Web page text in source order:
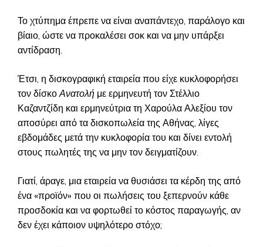
Το χτύπημα έπρεπε να είναι αναπάντεχο, παράλογο και
βίαιο, ώστε να προκαλέσει σοκ και να μην υπάρξει
αντίδραση.
Έτσι, η δισκογραφική εταιρεία που είχε κυκλοφορήσει
τον δίσκοΑνατολή με ερμηνευτή τον Στέλλιο
Καζαντζίδη και ερμηνεύτρια τη Χαρούλα Αλεξίου τον
αποσύρει από τα δισκοπωλεία της Αθήνας, λίγες
εβδομάδες μετά την κυκλοφορία του και δίνει εντολή
στους πωλητές της να μην τον δειγματίζουν.
Γιατί, άραγε, μια εταιρεία να θυσιάσει τα κέρδη της από
ένα «προϊόν» που οι πωλήσεις του ξεπερνούν κάθε
προσδοκία και να φορτωθεί το κόστος παραγωγής, αν
δεν έχει κάποιον υψηλότερο στόχο;